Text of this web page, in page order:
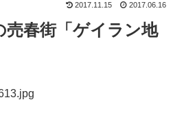
2017.11.15 2017.06.16
売春街「ゲイラン地